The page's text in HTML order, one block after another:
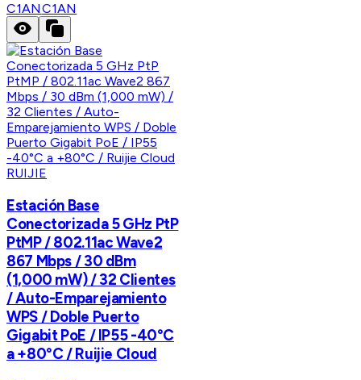
C1ANC1AN
RUIJIE
Estación Base
Conectorizada 5 GHz PtP
PtMP / 802.11ac Wave2
867 Mbps / 30 dBm
(1,000 mW) / 32 Clientes
/ Auto-Emparejamiento
WPS / Doble Puerto
Gigabit PoE / IP55 -40°C
a +80°C / Ruijie Cloud